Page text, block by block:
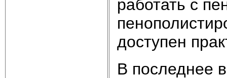
работать с
доступен
В последнее